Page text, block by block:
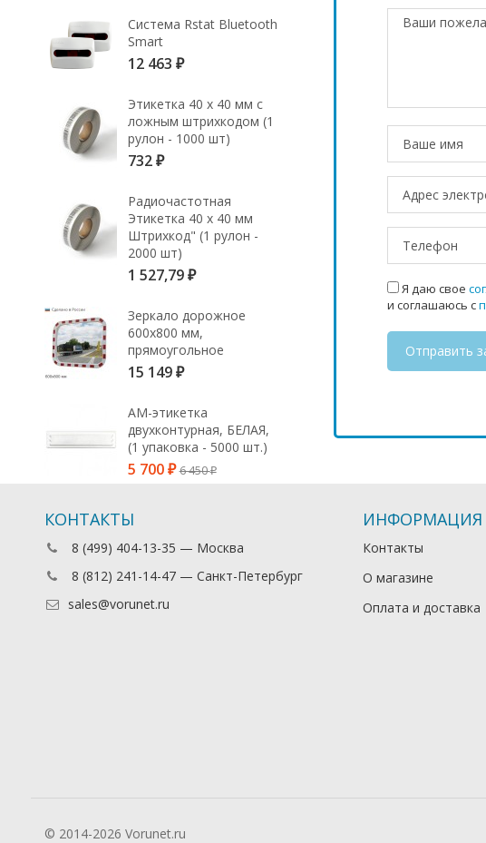
Я даю свое
и соглашаюсь с
Система Rstat Bluetooth
Smart
12 463 ₽
Этикетка 40 х 40 мм с
ложным штрихкодом (1
рулон - 1000 шт)
732 ₽
Радиочастотная
Этикетка 40 х 40 мм
Штрихкод" (1 рулон -
2000 шт)
1 527,79 ₽
Зеркало дорожное
600х800 мм,
прямоугольное
15 149 ₽
АМ-этикетка
двухконтурная, БЕЛАЯ,
(1 упаковка - 5000 шт.)
5 700 ₽ 6 450₽
КОНТАКТЫ
8 (499) 404-13-35 — Москва
8 (812) 241-14-47 — Санкт-Петербург
sales@vorunet.ru
ИНФОРМАЦИЯ
Контакты
О магазине
Оплата и доставка
© 2014-2026 Vorunet.ru